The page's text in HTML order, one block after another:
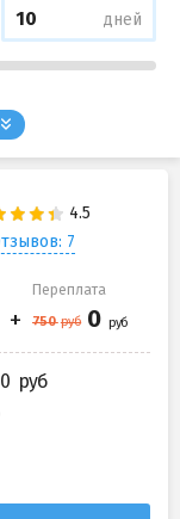
дней
7
Переплата